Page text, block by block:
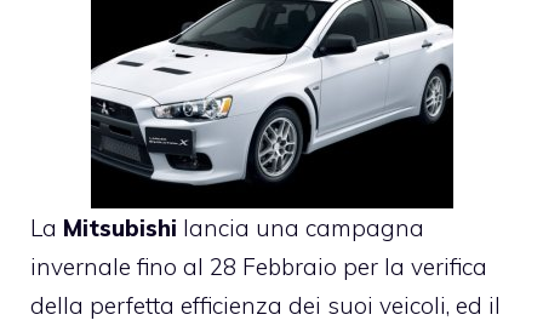
La Mitsubishi lancia una campagna
invernale fino al 28 Febbraio per la verifica
della perfetta efficienza dei suoi veicoli, ed il